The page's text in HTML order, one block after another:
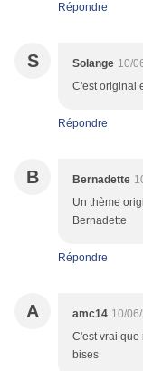
Répondre
S Solange 10/
C'est original
Répondre
B Bernadette
Un thème
Bernadette
Répondre
A amc14 10/
C'est vrai que
bises